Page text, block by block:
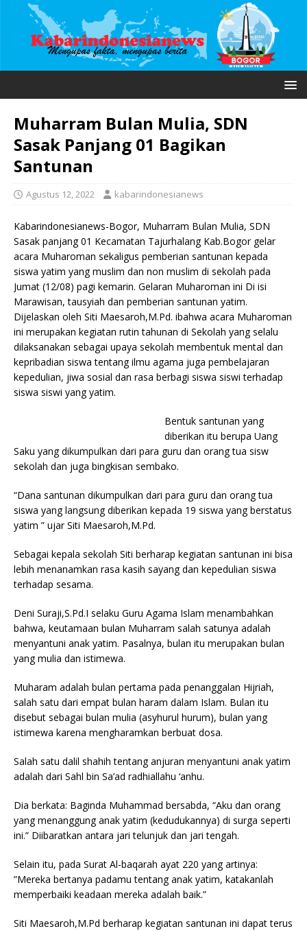
Muharram Bulan Mulia, SDN
Sasak Panjang 01 Bagikan
Santunan
Agustus 12, 2022 kabarindonesianews
Kabarindonesianews-Bogor, Muharram Bulan Mulia, SDN
Sasak panjang 01 Kecamatan Tajurhalang Kab.Bogor gelar
acara Muharoman sekaligus pemberian santunan kepada
siswa yatim yang muslim dan non muslim di sekolah pada
Jumat (12/08) pagi kemarin. Gelaran Muharoman ini Di isi
Marawisan, tausyiah dan pemberian santunan yatim.
Dijelaskan oleh Siti Maesaroh,M.Pd. ibahwa acara Muharoman
ini merupakan kegiatan rutin tahunan di Sekolah yang selalu
dilaksanakan sebagai upaya sekolah membentuk mental dan
kepribadian siswa tentang ilmu agama juga pembelajaran
kepedulian, jiwa sosial dan rasa berbagi siswa siswi terhadap
siswa siswi yang yatim.
Bentuk santunan yang
diberikan itu berupa Uang
Saku yang dikumpulkan dari para guru dan orang tua sisw
sekolah dan juga bingkisan sembako.
“Dana santunan dikumpulkan dari para guru dan orang tua
siswa yang langsung diberikan kepada 19 siswa yang berstatus
yatim ” ujar Siti Maesaroh,M.Pd.
Sebagai kepala sekolah Siti berharap kegiatan santunan ini bisa
lebih menanamkan rasa kasih sayang dan kepedulian siswa
terhadap sesama.
Deni Suraji,S.Pd.I selaku Guru Agama Islam menambahkan
bahwa, keutamaan bulan Muharram salah satunya adalah
menyantuni anak yatim. Pasalnya, bulan itu merupakan bulan
yang mulia dan istimewa.
Muharam adalah bulan pertama pada penanggalan Hijriah,
salah satu dari empat bulan haram dalam Islam. Bulan itu
disebut sebagai bulan mulia (asyhurul hurum), bulan yang
istimewa karena mengharamkan berbuat dosa.
Salah satu dalil shahih tentang anjuran menyantuni anak yatim
adalah dari Sahl bin Sa’ad radhiallahu ‘anhu.
Dia berkata: Baginda Muhammad bersabda, “Aku dan orang
yang menanggung anak yatim (kedudukannya) di surga seperti
ini.” Diibaratkan antara jari telunjuk dan jari tengah.
Selain itu, pada Surat Al-baqarah ayat 220 yang artinya:
”Mereka bertanya padamu tentang anak yatim, katakanlah
memperbaiki keadaan mereka adalah baik.”
Siti Maesaroh,M.Pd berharap kegiatan santunan ini dapat terus